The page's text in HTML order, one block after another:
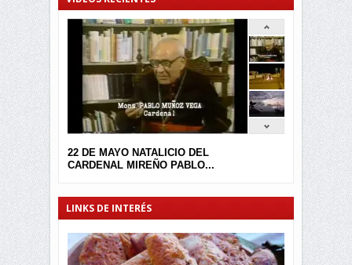
22 DE MAYO NATALICIO DEL
CARDENAL MIREÑO PABLO...
LINKS DE INTERÉS